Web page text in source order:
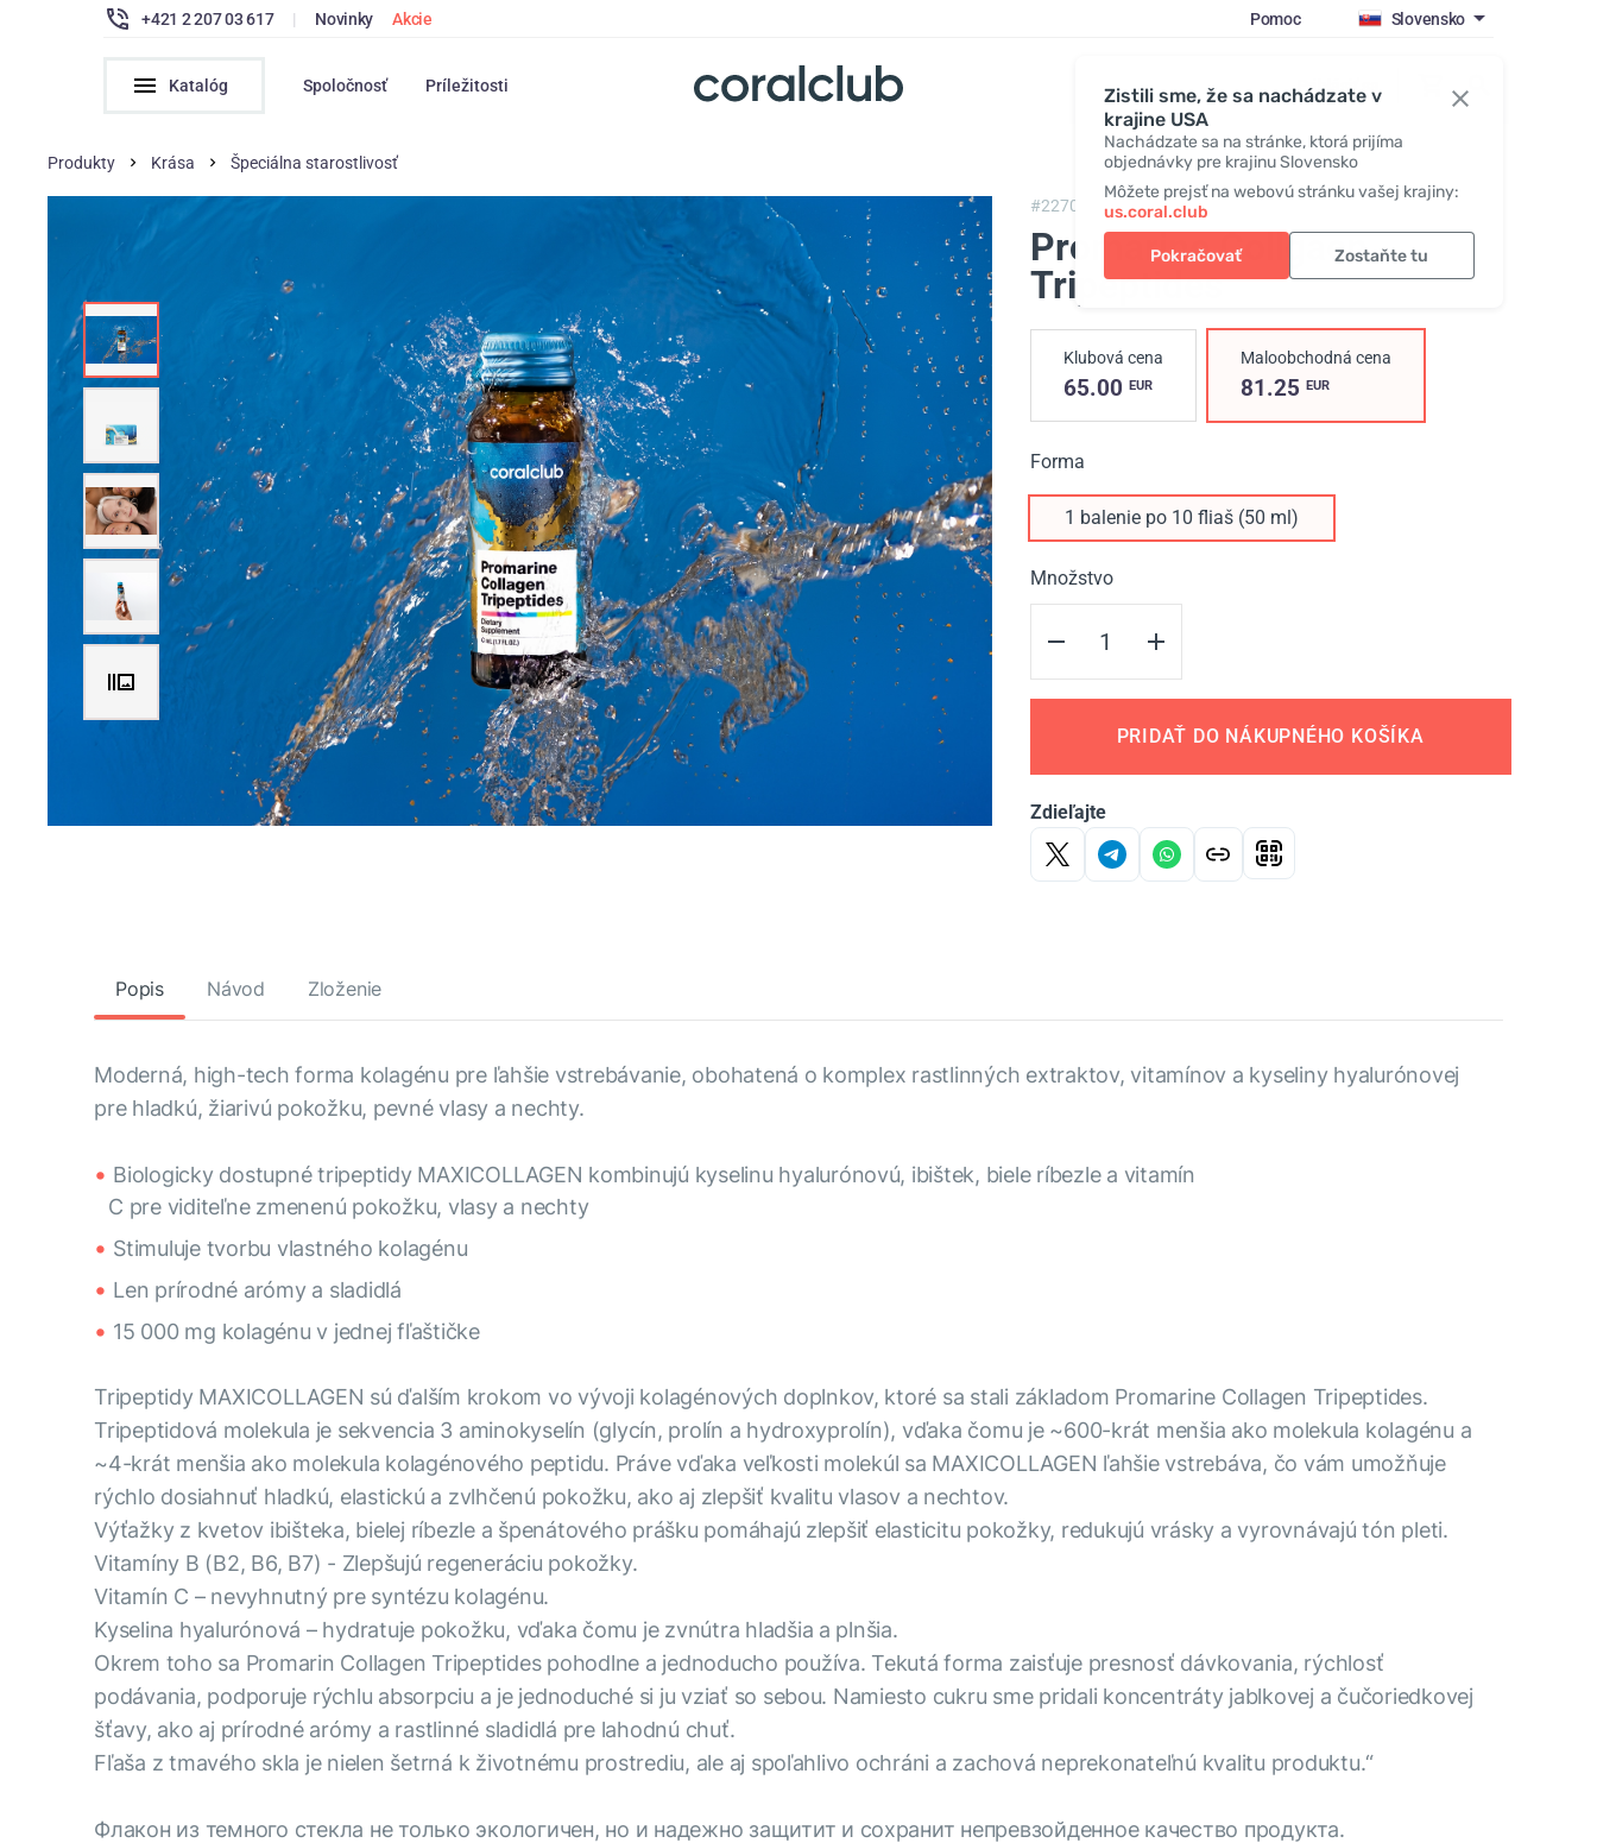
Zistili sme, že sa nachádzate v
krajine USA
Nachádzate sa na stránke, ktorá prijíma
objednávky pre krajinu Slovensko
Môžete prejsť na webovú stránku vašej krajiny:
us.coral.club
Pokračovať Zostaňte tu
+421 2 207 03 617 | Novinky Akcie Pomoc Slovensko
Katalóg Spoločnosť Príležitosti Prihlásiť sa
Produkty Krása Špeciálna starostlivosť
#2270, Promarine Collagen Tripeptides
Promarine Collgaen
Tripeptides
Klubová cena
65.00 EUR
Maloobchodná cena
81.25 EUR
Forma
1 balenie po 10 fliaš (50 ml)
Množstvo
PRIDAŤ DO NÁKUPNÉHO KOŠÍKA
Zdieľajte
Popis Návod Zloženie
Moderná, high-tech forma kolagénu pre ľahšie vstrebávanie, obohatená o komplex rastlinných extraktov, vitamínov a kyseliny hyalurónovej
pre hladkú, žiarivú pokožku, pevné vlasy a nechty.
Biologicky dostupné tripeptidy MAXICOLLAGEN kombinujú kyselinu hyalurónovú, ibištek, biele ríbezle a vitamín
C pre viditeľne zmenenú pokožku, vlasy a nechty
Stimuluje tvorbu vlastného kolagénu
Len prírodné arómy a sladidlá
15 000 mg kolagénu v jednej fľaštičke
Tripeptidy MAXICOLLAGEN sú ďalším krokom vo vývoji kolagénových doplnkov, ktoré sa stali základom Promarine Collagen Tripeptides.
Tripeptidová molekula je sekvencia 3 aminokyselín (glycín, prolín a hydroxyprolín), vďaka čomu je ~600-krát menšia ako molekula kolagénu a
~4-krát menšia ako molekula kolagénového peptidu. Práve vďaka veľkosti molekúl sa MAXICOLLAGEN ľahšie vstrebáva, čo vám umožňuje
rýchlo dosiahnuť hladkú, elastickú a zvlhčenú pokožku, ako aj zlepšiť kvalitu vlasov a nechtov.
Výťažky z kvetov ibišteka, bielej ríbezle a špenátového prášku pomáhajú zlepšiť elasticitu pokožky, redukujú vrásky a vyrovnávajú tón pleti.
Vitamíny B (B2, B6, B7) - Zlepšujú regeneráciu pokožky.
Vitamín C – nevyhnutný pre syntézu kolagénu.
Kyselina hyalurónová – hydratuje pokožku, vďaka čomu je zvnútra hladšia a plnšia.
Okrem toho sa Promarin Collagen Tripeptides pohodlne a jednoducho používa. Tekutá forma zaisťuje presnosť dávkovania, rýchlosť
podávania, podporuje rýchlu absorpciu a je jednoduché si ju vziať so sebou. Namiesto cukru sme pridali koncentráty jablkovej a čučoriedkovej
šťavy, ako aj prírodné arómy a rastlinné sladidlá pre lahodnú chuť.
Fľaša z tmavého skla je nielen šetrná k životnému prostrediu, ale aj spoľahlivo ochráni a zachová neprekonateľnú kvalitu produktu.“
Флакон из темного стекла не только экологичен, но и надежно защитит и сохранит непревзойденное качество продукта.